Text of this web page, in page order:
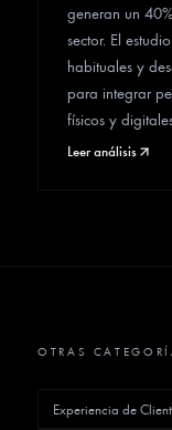
generan un
sector. El
habituales y
para integrar
físicos y
Leer análisis
OTRAS
Experiencia de